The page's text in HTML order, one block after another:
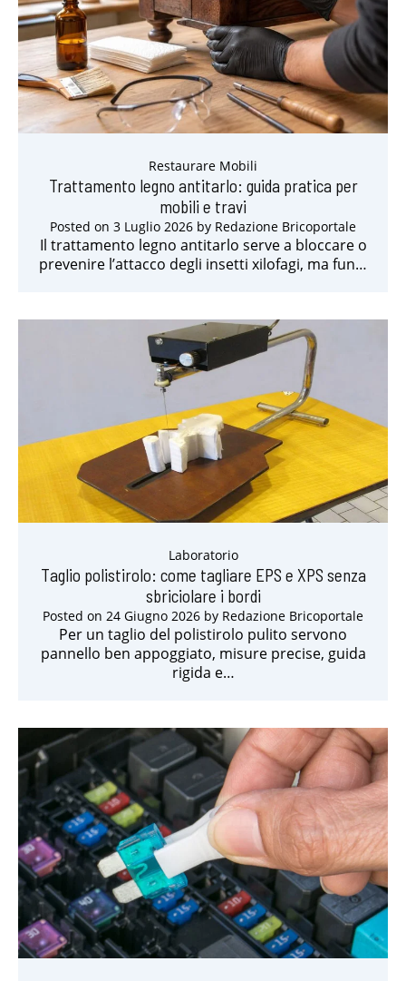
Restaurare Mobili
Trattamento legno antitarlo: guida pratica per
mobili e travi
Posted on 3 Luglio 2026 by Redazione Bricoportale
Il trattamento legno antitarlo serve a bloccare o
prevenire l’attacco degli insetti xilofagi, ma fun…
Laboratorio
Taglio polistirolo: come tagliare EPS e XPS senza
sbriciolare i bordi
Posted on 24 Giugno 2026 by Redazione Bricoportale
Per un taglio del polistirolo pulito servono
pannello ben appoggiato, misure precise, guida
rigida e…